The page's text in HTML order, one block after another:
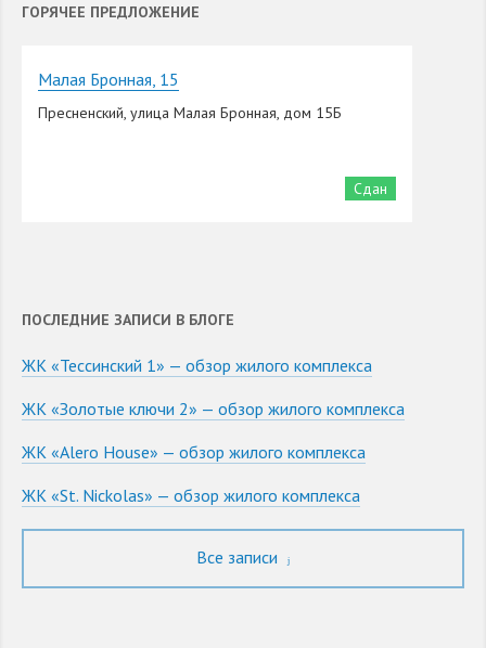
ГОРЯЧЕЕ ПРЕДЛОЖЕНИЕ
Малая Бронная, 15
Пресненский, улица Малая Бронная, дом 15Б
Сдан
ПОСЛЕДНИЕ ЗАПИСИ В БЛОГЕ
ЖК «Тессинский 1» — обзор жилого комплекса
ЖК «Золотые ключи 2» — обзор жилого комплекса
ЖК «Alero House» — обзор жилого комплекса
ЖК «St. Nickolas» — обзор жилого комплекса
Все записи